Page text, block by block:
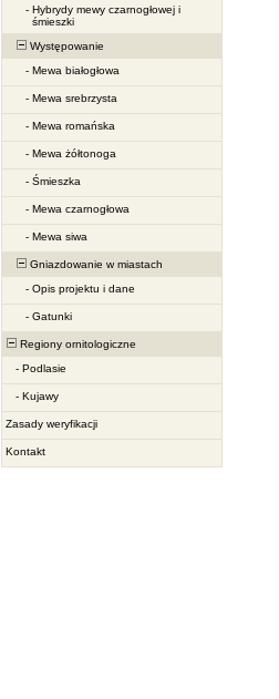
- Hybrydy mewy czarnogłowej i
śmieszki
Występowanie
- Mewa białogłowa
- Mewa srebrzysta
- Mewa romańska
- Mewa żółtonoga
- Śmieszka
- Mewa czarnogłowa
- Mewa siwa
Gniazdowanie w miastach
- Opis projektu i dane
- Gatunki
Regiony ornitologiczne
- Podlasie
- Kujawy
Zasady weryfikacji
Kontakt